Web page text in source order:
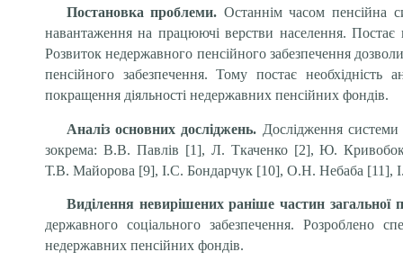
Постановка проблеми. Останнім часом пенсійна
навантаження на працюючі верстви населення. Постає
Розвиток недержавного пенсійного забезпечення
пенсійного забезпечення. Тому постає необхідність
покращення діяльності недержавних пенсійних фондів.
Аналіз основних досліджень. Дослідження
зокрема: В.В. Павлів [1], Л. Ткаченко [2], Ю.
Т.В. Майорова [9], І.С. Бондарчук [10], О.Н. Небаба
Виділення невирішених раніше частин загальної
державного соціального забезпечення. Розроблено
недержавних пенсійних фондів.